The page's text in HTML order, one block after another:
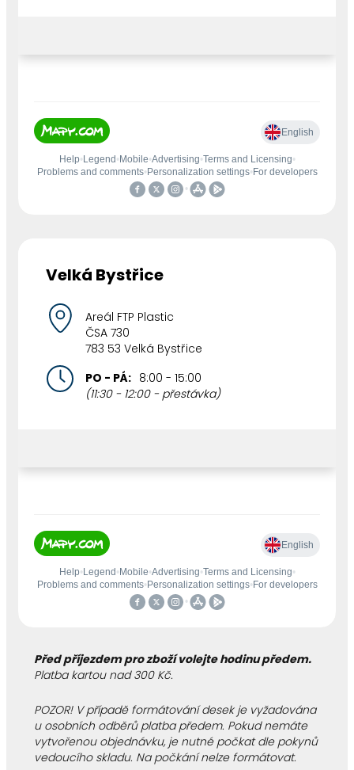
Velká Bystřice
Areál FTP Plastic
ČSA 730
783 53 Velká Bystřice
PO - PÁ: 8:00 - 15:00
(11:30 - 12:00 - přestávka)
Před příjezdem pro zboží volejte hodinu předem.
Platba kartou nad 300 Kč.
POZOR! V případě formátování desek je vyžadována
u osobních odběrů platba předem. Pokud nemáte
vytvořenou objednávku, je nutné počkat dle pokynů
vedoucího skladu. Na počkání nelze formátovat.
Odeslat
Powered by chaterimo